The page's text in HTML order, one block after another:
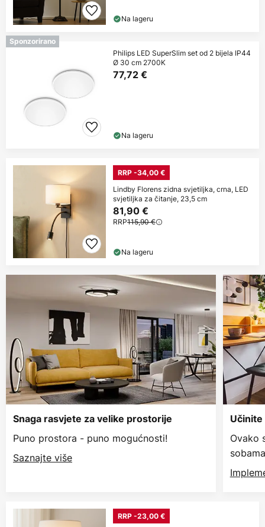
Na lageru
Sponzorirano
Philips LED SuperSlim set od 2 bijela IP44
Ø 30 cm 2700K
77,72 €
Na lageru
RRP -34,00 €
Lindby Florens zidna svjetiljka, crna, LED
svjetiljka za čitanje, 23,5 cm
81,90 €
RRP115,90 €
Na lageru
Snaga rasvjete za velike prostorije
Puno prostora - puno mogućnosti!
Saznajte više
Učinite
Ovako
RRP -23,00 €